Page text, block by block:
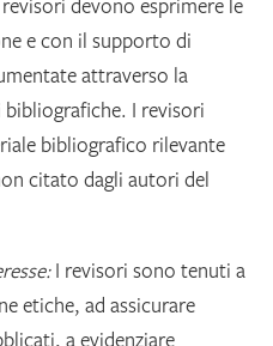
devono esprimere le
e con il supporto di
attraverso la
I revisori
bibliografico rilevante
citato dagli autori del
I revisori sono tenuti a
etiche, ad assicurare
a evidenziare